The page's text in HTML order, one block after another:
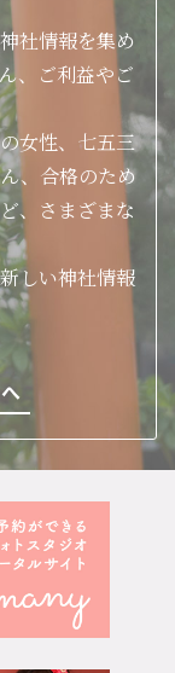
社情報を集め
、ご利益やご
女性、七五三
、合格のため
、さまざまな
しい神社情報